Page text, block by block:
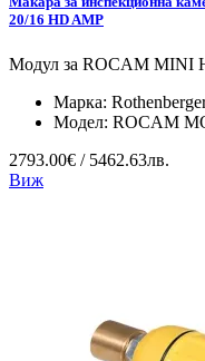
20/16 HD AMP
Модул за ROCAM MINI
Марка:
Модел: ROCAM
2793.00€ / 5462.63лв.
Виж